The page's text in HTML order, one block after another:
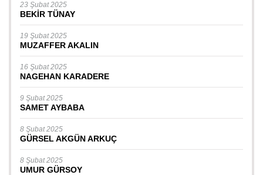
23 Şubat 2025
BEKİR TÜNAY
19 Şubat 2025
MUZAFFER AKALIN
16 Şubat 2025
NAGEHAN KARADERE
9 Şubat 2025
SAMET AYBABA
8 Şubat 2025
GÜRSEL AKGÜN ARKUÇ
8 Şubat 2025
UMUR GÜRSOY